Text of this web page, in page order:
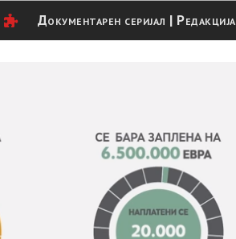
Документарен серијал | Редакција